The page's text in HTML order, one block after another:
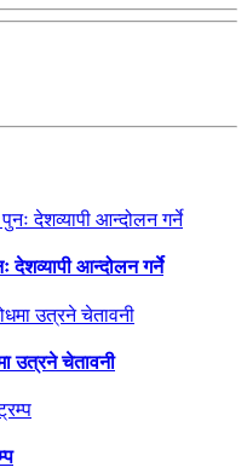
देशव्यापी आन्दोलन गर्ने
उत्रने चेतावनी